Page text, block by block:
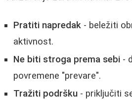
Pratiti napredak - beležiti
aktivnost.
Ne biti stroga prema sebi -
povremene "prevare".
Tražiti podršku - priključiti